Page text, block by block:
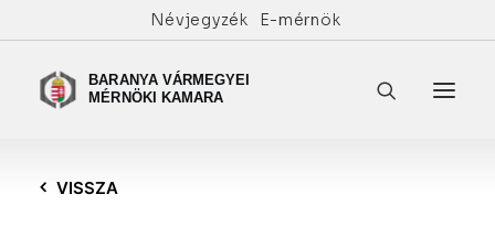
Névjegyzék E-mérnök
VISSZA